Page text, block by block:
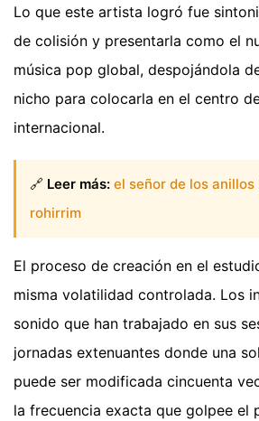
Lo que este artista logró fue
de colisión y presentarla como el
música pop global, despojándola
nicho para colocarla en el centro
internacional.
🔗 Leer más: el señor de los
rohirrim
El proceso de creación en el
misma volatilidad controlada. Los
sonido que han trabajado en sus
jornadas extenuantes donde una
puede ser modificada cincuenta
la frecuencia exacta que golpee el